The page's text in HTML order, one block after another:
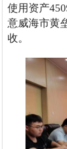
使用资产
意威海市黄
收。